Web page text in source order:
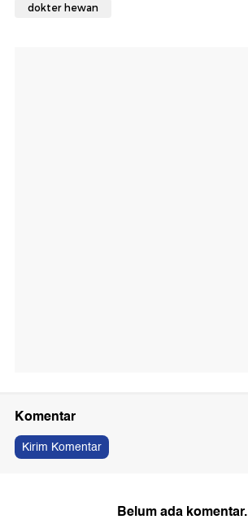
dokter hewan
Komentar
Kirim Komentar
Belum ada komentar.